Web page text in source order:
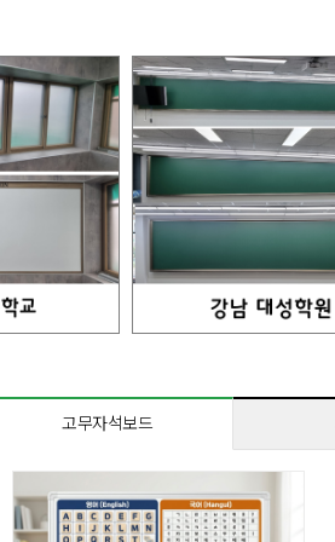
고무자석보드